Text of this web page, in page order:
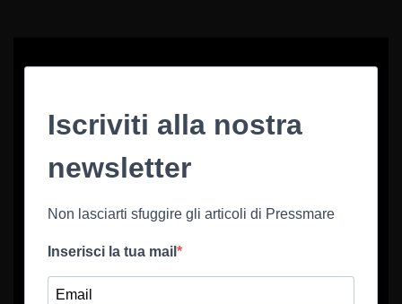
Iscriviti alla nostra
newsletter
Non lasciarti sfuggire gli articoli di Pressmare
Inserisci la tua mail